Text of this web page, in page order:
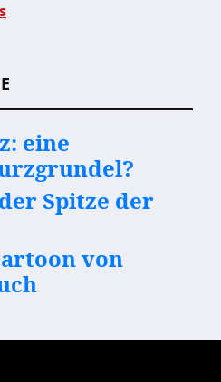
eine
Spitze der
von